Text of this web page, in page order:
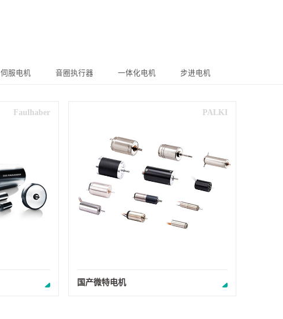
伺服电机 音圈执行器 一体化电机 步进电机
Faulhaber PALKI
国产微特电机